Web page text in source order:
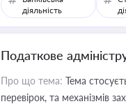
діяльність
Податкове
Про що тема: Тема
перевірок, та механізмів